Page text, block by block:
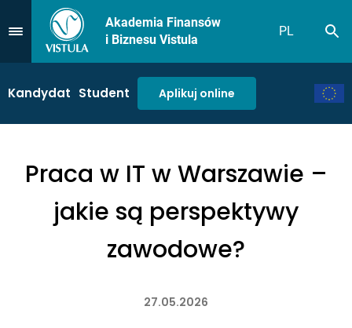
Przejdź do Menu
Akademia Finansów
i Biznesu Vistula
PL
Kandydat Student Aplikuj online
Praca w IT w Warszawie –
jakie są perspektywy
zawodowe?
27.05.2026